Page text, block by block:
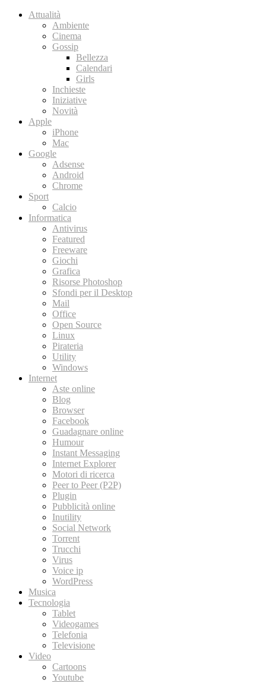
Attualità
Ambiente
Cinema
Gossip
Bellezza
Calendari
Girls
Inchieste
Iniziative
Novità
Apple
iPhone
Mac
Google
Adsense
Android
Chrome
Sport
Calcio
Informatica
Antivirus
Featured
Freeware
Giochi
Grafica
Risorse Photoshop
Sfondi per il Desktop
Mail
Office
Open Source
Linux
Pirateria
Utility
Windows
Internet
Aste online
Blog
Browser
Facebook
Guadagnare online
Humour
Instant Messaging
Internet Explorer
Motori di ricerca
Peer to Peer (P2P)
Plugin
Pubblicità online
Inutility
Social Network
Torrent
Trucchi
Virus
Voice ip
WordPress
Musica
Tecnologia
Tablet
Videogames
Telefonia
Televisione
Video
Cartoons
Youtube